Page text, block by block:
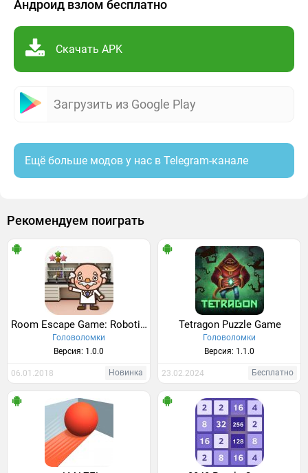
Андроид взлом бесплатно
Скачать APK
Загрузить из Google Play
Ещё больше модов у нас в Telegram-канале
Рекомендуем поиграть
Room Escape Game: Robotics Institute
Головоломки
Версия: 1.0.0
06.01.2018 Новинка
Tetragon Puzzle Game
Головоломки
Версия: 1.1.0
23.02.2024 Бесплатно